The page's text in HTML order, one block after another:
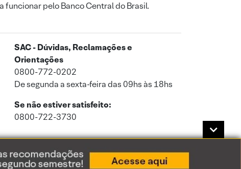
funcionar pelo Banco Central do Brasil.
SAC - Dúvidas, Reclamações e
Orientações
0800-772-0202
De segunda a sexta-feira das 09hs às 18hs
Se não estiver satisfeito:
0800-722-3730
de Privacidade.